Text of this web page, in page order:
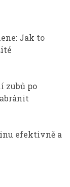
Jak to
zubů po
efektivně a